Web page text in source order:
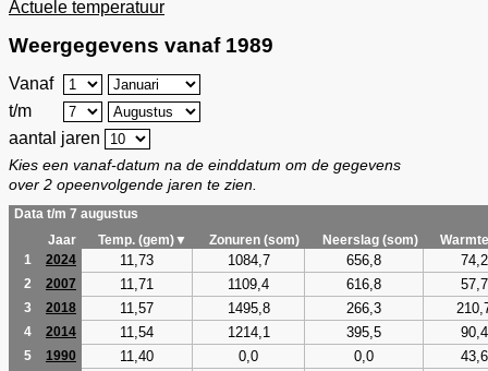
Actuele temperatuur
Weergegevens vanaf 1989
Vanaf
t/m
aantal jaren
Kies een vanaf-datum na de einddatum om de gegevens
over 2 opeenvolgende jaren te zien.
Data t/m 7 augustus
Jaar
Temp. (gem)▼ Zonuren (som) Neerslag (som)
1
2024 11,73 1084,7 656,8 74,2
2 2007 11,71 1109,4 616,8 57,7
3 2018 11,57 1495,8 266,3
4 2014 11,54 1214,1 395,5 90,4
5 1990 11,40 0,0 0,0 43,6